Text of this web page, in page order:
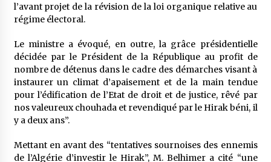
l’avant projet de la révision de la loi organique relative au
régime électoral.
Le ministre a évoqué, en outre, la grâce présidentielle
décidée par le Président de la République au profit de
nombre de détenus dans le cadre des démarches visant à
instaurer un climat d’apaisement et de la main tendue
pour l’édification de l’Etat de droit et de justice, rêvé par
nos valeureux chouhada et revendiqué par le Hirak béni, il
y a deux ans”.
Mettant en avant des “tentatives sournoises des ennemis
de l’Algérie d’investir le Hirak”, M. Belhimer a cité “une